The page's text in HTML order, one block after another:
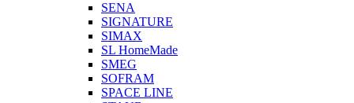
SENA
SIGNATURE
SIMAX
SL HomeMade
SMEG
SOFRAM
SPACE LINE